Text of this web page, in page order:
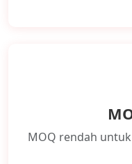
MOQ rendah